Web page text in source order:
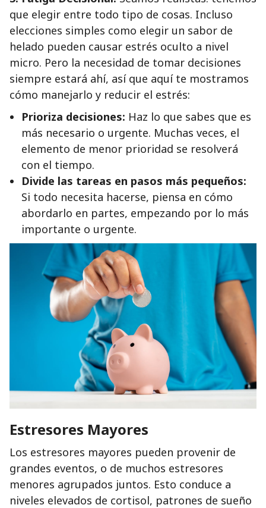
que elegir entre todo tipo de cosas. Incluso
elecciones simples como elegir un sabor de
helado pueden causar estrés oculto a nivel
micro. Pero la necesidad de tomar decisiones
siempre estará ahí, así que aquí te mostramos
cómo manejarlo y reducir el estrés:
Prioriza decisiones: Haz lo que sabes que es
más necesario o urgente. Muchas veces, el
elemento de menor prioridad se resolverá
con el tiempo.
Divide las tareas en pasos más pequeños:
Si todo necesita hacerse, piensa en cómo
abordarlo en partes, empezando por lo más
importante o urgente.
Estresores Mayores
Los estresores mayores pueden provenir de
grandes eventos, o de muchos estresores
menores agrupados juntos. Esto conduce a
niveles elevados de cortisol, patrones de sueño